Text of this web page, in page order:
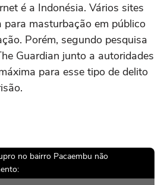
é a Indonésia. Vários sites
para masturbação em público
Porém, segundo pesquisa
Guardian junto a autoridades
para esse tipo de delito
no bairro Pacaembu não